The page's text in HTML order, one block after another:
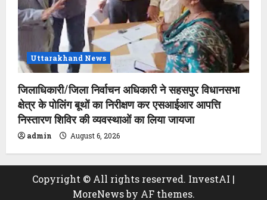
Uttarakhand News
जिलाधिकारी/जिला निर्वाचन अधिकारी ने सहसपुर विधानसभा
क्षेत्र के पोलिंग बूथों का निरीक्षण कर एसआईआर आपत्ति
निस्तारण शिविर की व्यवस्थाओं का लिया जायजा
admin August 6, 2026
Copyright © All rights reserved. InvestAI |
MoreNewsby AF themes.